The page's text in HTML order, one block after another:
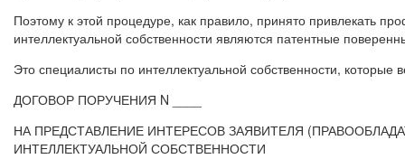
Поэтому к этой процедуре, как правило, принято привлекать
интеллектуальной собственности являются патентные
Это специалисты по интеллектуальной собственности, которые
ДОГОВОР ПОРУЧЕНИЯ N ____
НА ПРЕДСТАВЛЕНИЕ ИНТЕРЕСОВ ЗАЯВИТЕЛЯ
ИНТЕЛЛЕКТУАЛЬНОЙ СОБСТВЕННОСТИ